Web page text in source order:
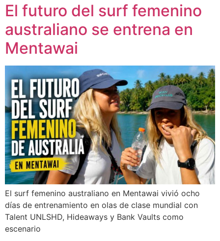
El futuro del surf femenino
australiano se entrena en
Mentawai
El surf femenino australiano en Mentawai vivió ocho
días de entrenamiento en olas de clase mundial con
Talent UNLSHD, Hideaways y Bank Vaults como
escenario